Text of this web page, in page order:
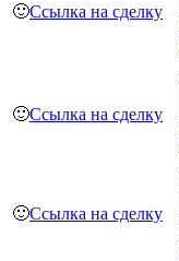
🙂Ссылка на сделку
🙂Ссылка на сделку
🙂Ссылка на сделку